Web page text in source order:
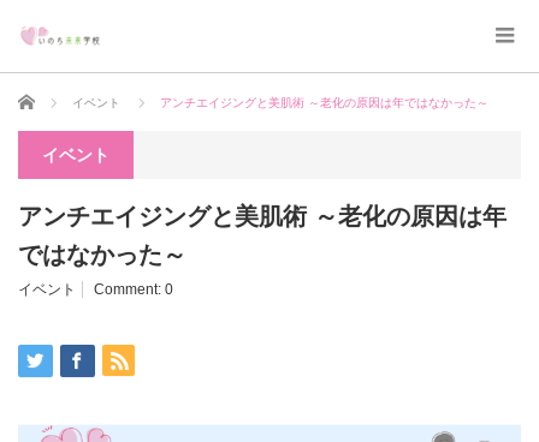
Home イベント アンチエイジングと美肌術 ～老化の原因は年ではなかった～
イベント
アンチエイジングと美肌術 ～老化の原因は年
ではなかった～
イベント Comment: 0